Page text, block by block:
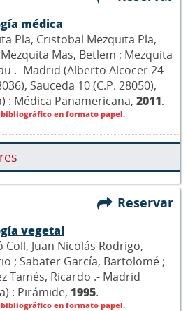
médica
Pla, Cristobal Mezquita Pla,
Mezquita Mas, Betlem ; Mezquita
.- Madrid (Alberto Alcocer 24
Sauceda 10 (C.P. 28050),
: Médica Panamericana, 2011.
en formato papel.
Reservar
vegetal
Coll, Juan Nicolás Rodrigo,
; Sabater García, Bartolomé ;
Tamés, Ricardo .- Madrid
: Pirámide, 1995.
en formato papel.